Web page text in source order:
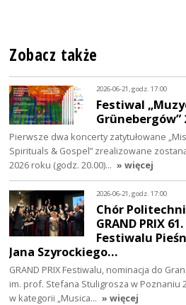
Zobacz także
2026-06-21, godz. 17:00
Festiwal
Grünebergów”
Pierwsze dwa koncerty zatytułowane
Spirituals & Gospel” zrealizowane
2026 roku (godz. 20.00)… » więcej
2026-06-21, godz. 17:00
Chór
GRAND PRIX
Festiwalu
Jana Szyrockiego…
GRAND PRIX Festiwalu, nominacja do
im. prof. Stefana Stuligrosza w Poznaniu
w kategorii „Musica… » więcej